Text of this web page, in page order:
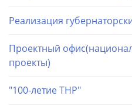
Реализация
Проектный
проекты)
"100-летие ТНР"